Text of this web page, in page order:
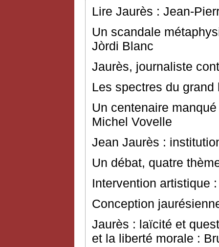
Lire Jaurès : Jean-
Un scandale
Jòrdi Blanc
Jaurès, journaliste
Les spectres du grand
Un centenaire
Michel Vovelle
Jean Jaurès :
Un débat, quatre
Intervention artistique
Conception
Jaurès : laïcité et
et la liberté morale :